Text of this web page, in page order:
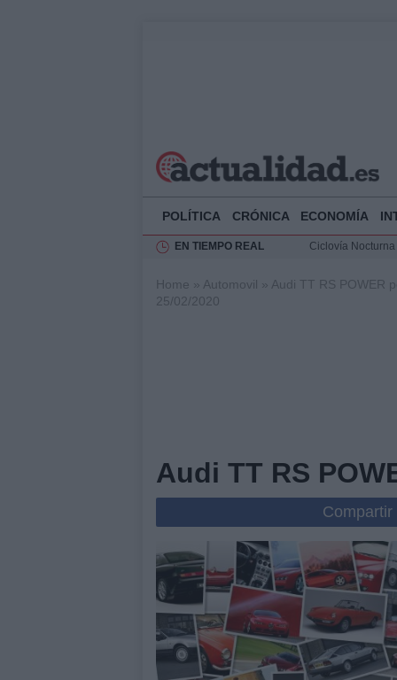
POLÍTICA CRÓNICA ECONOMÍA
EN TIEMPO REAL
Ciclovía
Rehabilitación de
Home » Automovil » Audi TT RS POWER
25/02/2020
Audi TT RS